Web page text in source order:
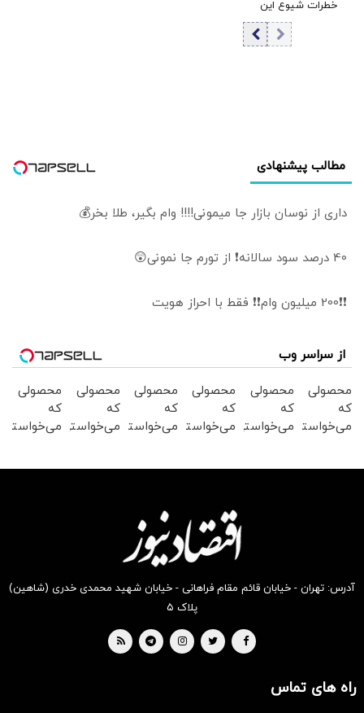
دارند
خطرات شیوع این
ماده مخدر در میان
نوجوانان/ حتی
مطالب پیشنهادی
داری از نوسان بازار جا میمونی!!!! وام بگیر، طلا بخر💰
40 درصد سود سالانه❗ از تورم جا نمونی😲
❗❗200 میلیون وام❗❗ فقط با احراز هویت
از سراسر وب
محصولی
که
می‌خواستی
محصولی
که
می‌خواستی
محصولی
که
می‌خواستی
بخر !
محصولی
که
می‌خواستی
بخر !
محصولی
که
می‌خواستی
محصولی
که
می‌خواستی
آدرس: تهران - خیابان قائم مقام فراهانی - خیابان شهید محمدی خدری (شاهین)
پلاک ۵
راه های تماس